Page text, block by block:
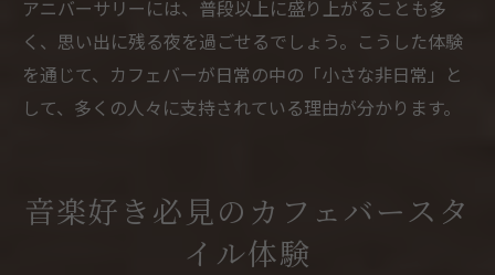
アニバーサリーには、普段以上に盛り上がることも多
く、思い出に残る夜を過ごせるでしょう。こうした体験
を通じて、カフェバーが日常の中の「小さな非日常」と
して、多くの人々に支持されている理由が分かります。
音楽好き必見のカフェバースタ
イル体験